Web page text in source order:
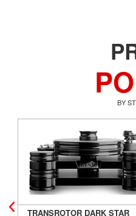
BY
TRANSROTOR DARK STAR